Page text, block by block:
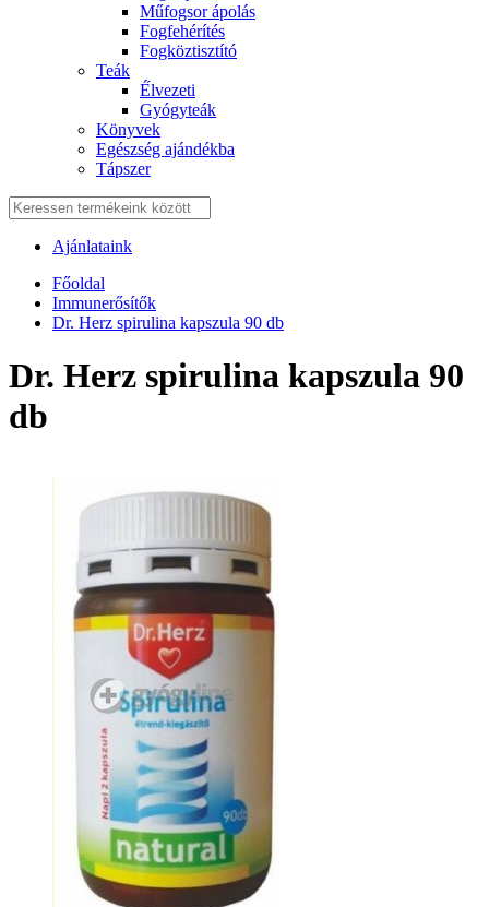
Műfogsor ápolás
Fogfehérítés
Fogköztisztító
Teák
É́lvezeti
Gyógyteák
Könyvek
Egészség ajándékba
Tápszer
Ajánlataink
Főoldal
Immunerősítők
Dr. Herz spirulina kapszula 90 db
Dr. Herz spirulina kapszula 90
db